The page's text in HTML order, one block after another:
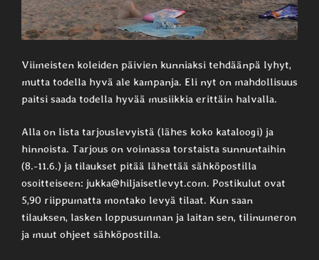
Viimeisten koleiden päivien kunniaksi tehdäänpä lyhyt,
mutta todella hyvä ale kampanja. Eli nyt on mahdollisuus
paitsi saada todella hyvää musiikkia erittäin halvalla.
Alla on lista tarjouslevyistä (lähes koko kataloogi) ja
hinnoista. Tarjous on voimassa torstaista sunnuntaihin
(8.-11.6.) ja tilaukset pitää lähettää sähköpostilla
osoitteiseen: jukka@hiljaisetlevyt.com. Postikulut ovat
5,90 riippumatta montako levyä tilaat. Kun saan
tilauksen, lasken loppusumman ja laitan sen, tilinumeron
ja muut ohjeet sähköpostilla.